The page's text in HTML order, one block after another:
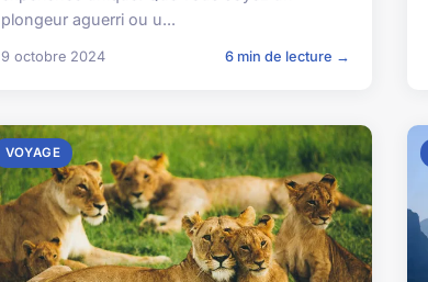
plongeur aguerri ou u...
9 octobre 2024 6 min de lecture →
VOYAGE